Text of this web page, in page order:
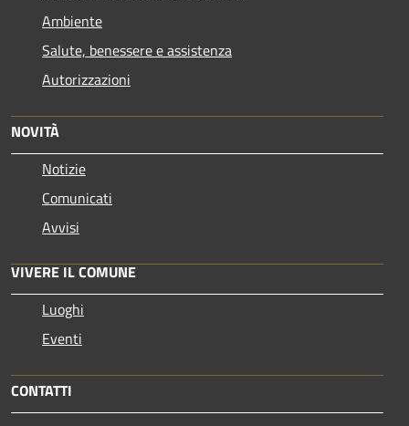
Ambiente
Salute, benessere e assistenza
Autorizzazioni
NOVITÀ
Notizie
Comunicati
Avvisi
VIVERE IL COMUNE
Luoghi
Eventi
CONTATTI